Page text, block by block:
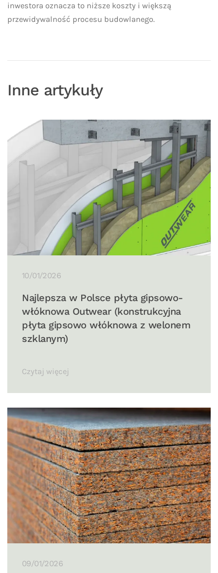
inwestora oznacza to niższe koszty i większą
przewidywalność procesu budowlanego.
Inne artykuły
10/01/2026
Najlepsza w Polsce płyta gipsowo-
włóknowa Outwear (konstrukcyjna
płyta gipsowo włóknowa z welonem
szklanym)
Czytaj więcej
09/01/2026